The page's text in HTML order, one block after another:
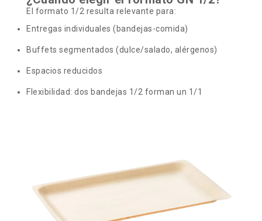
El formato 1/2 resulta relevante para:
Entregas individuales (bandejas-comida)
Buffets segmentados (dulce/salado, alérgenos)
Espacios reducidos
Flexibilidad: dos bandejas 1/2 forman un 1/1